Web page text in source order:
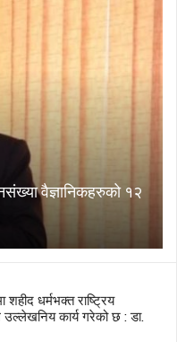
वैज्ञानिकहरुको १२
शहीद धर्मभक्त राष्ट्रिय
उल्लेखनिय कार्य गरेको छ : डा.